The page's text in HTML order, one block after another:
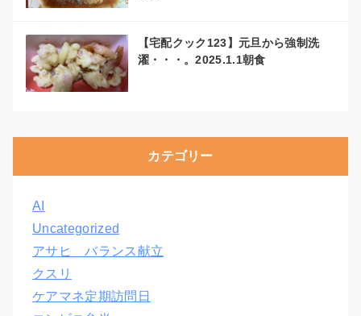
【宅配クック123】元旦から強制洗
濯・・・。2025.1.1朝食
カテゴリー
AI
Uncategorized
アサヒ バランス献立
クスリ
ケアマネ定期訪問日